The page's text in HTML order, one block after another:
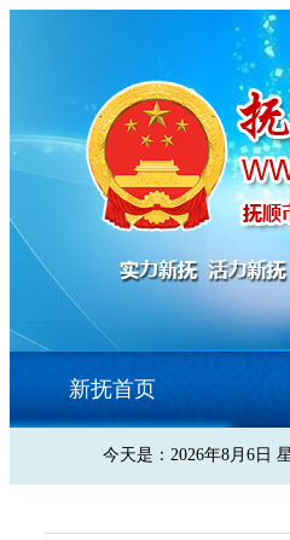
新抚首页
今天是：2026年8月6日